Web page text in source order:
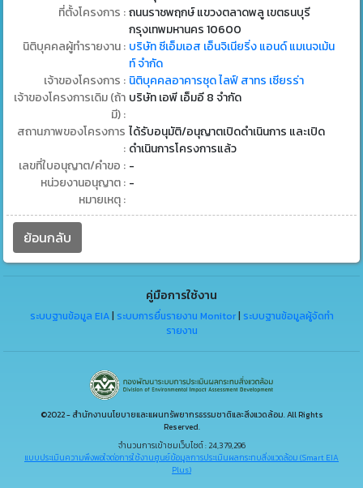
ที่ตั้งโครงการ : ถนนราชพฤกษ์ แขวงตลาดพลู เขตธนบุรี
กรุงเทพมหานคร 10600
นิติบุคคลผู้ทำรายงาน : บริษัท ซีเอ็มเอส เอ็นจิเนียริ่ง แอนด์ แมเนจเม้น
ท์ จำกัด
เจ้าของโครงการ : นิติบุคคลอาคารชุด ไลฟ์ สาทร เซียรร่า
เจ้าของโครงการเดิม (ถ้า
มี) :
บริษัท เอพี เอ็มอี 8 จำกัด
สถานภาพของโครงการ
:
ได้รับอนุมัติ/อนุญาตเปิดดำเนินการ และเปิด
ดำเนินการโครงการแล้ว
เลขที่ใบอนุญาต/คำขอ : -
หน่วยงานอนุญาต : -
หมายเหตุ :
ย้อนกลับ
คู่มือการใช้งาน
ระบบฐานข้อมูล EIA| ระบบการยื่นรายงาน Monitor| ระบบฐานข้อมูลผู้จัดทำ
รายงาน
©2022 - สำนักงานนโยบายและแผนทรัพยากรธรรมชาติและสิ่งแวดล้อม. All Rights
Reserved.
จำนวนการเข้าชมเว็บไซต์ : 24,379,296
แบบประเมินความพึงพอใจต่อการใช้งานศูนย์ข้อมูลการประเมินผลกระทบสิ่งแวดล้อม (Smart EIA
Plus)